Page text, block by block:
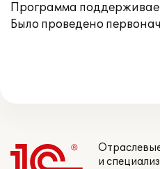
Программа
Было проведено
и